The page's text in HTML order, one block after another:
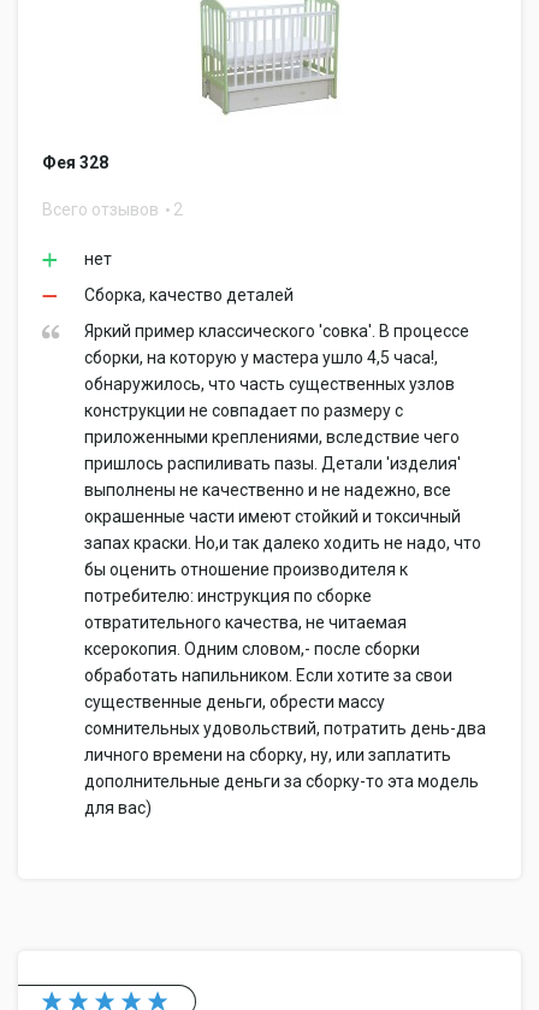
Фея 328
Всего отзывов 2
нет
Сборка, качество деталей
Яркий пример классического 'совка'. В процессе
сборки, на которую у мастера ушло 4,5 часа!,
обнаружилось, что часть существенных узлов
конструкции не совпадает по размеру с
приложенными креплениями, вследствие чего
пришлось распиливать пазы. Детали 'изделия'
выполнены не качественно и не надежно, все
окрашенные части имеют стойкий и токсичный
запах краски. Но,и так далеко ходить не надо, что
бы оценить отношение производителя к
потребителю: инструкция по сборке
отвратительного качества, не читаемая
ксерокопия. Одним словом,- после сборки
обработать напильником. Если хотите за свои
существенные деньги, обрести массу
сомнительных удовольствий, потратить день-два
личного времени на сборку, ну, или заплатить
дополнительные деньги за сборку-то эта модель
для вас)